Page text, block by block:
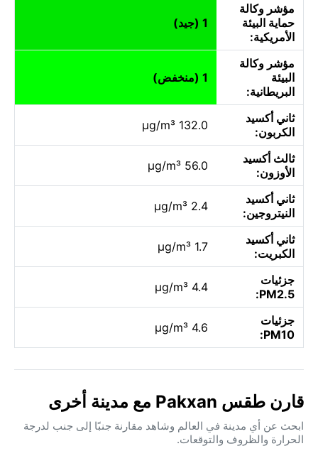
مؤشر وكالة
حماية البيئة
الأمريكية:
1 (جيد)
مؤشر وكالة
البيئة
البريطانية:
1 (منخفض)
ثاني أكسيد
الكربون:
132.0 µg/m³
ثالث أكسيد
الأوزون:
56.0 µg/m³
ثاني أكسيد
النيتروجين:
2.4 µg/m³
ثاني أكسيد
الكبريت:
1.7 µg/m³
جزئيات
PM2.5:
4.4 µg/m³
جزئيات
PM10:
4.6 µg/m³
قارن طقس Pakxan مع مدينة أخرى
ابحث عن أي مدينة في العالم وشاهد مقارنة جنبًا إلى جنب لدرجة
الحرارة والظروف والتوقعات.